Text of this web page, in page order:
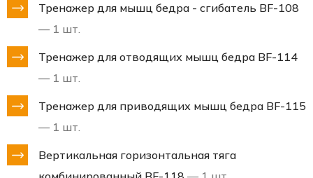
Тренажер для мышц бедра - сгибатель BF-108
— 1 шт.
Тренажер для отводящих мышц бедра BF-114
— 1 шт.
Тренажер для приводящих мышц бедра BF-115
— 1 шт.
Вертикальная горизонтальная тяга